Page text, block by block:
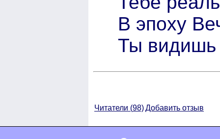
В эпоху
Ты
Читатели (98)Добавить отзыв